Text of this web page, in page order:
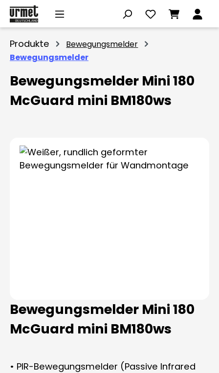
Zum Hauptinhalt springen
Produkte
Bewegungsmelder
Bewegungsmelder
Bewegungsmelder Mini 180
McGuard mini BM180ws
Bildergalerie überspringen
Bewegungsmelder Mini 180
McGuard mini BM180ws
• PIR-Bewegungsmelder (Passive Infrared